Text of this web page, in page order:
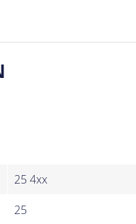
25 4xx
25